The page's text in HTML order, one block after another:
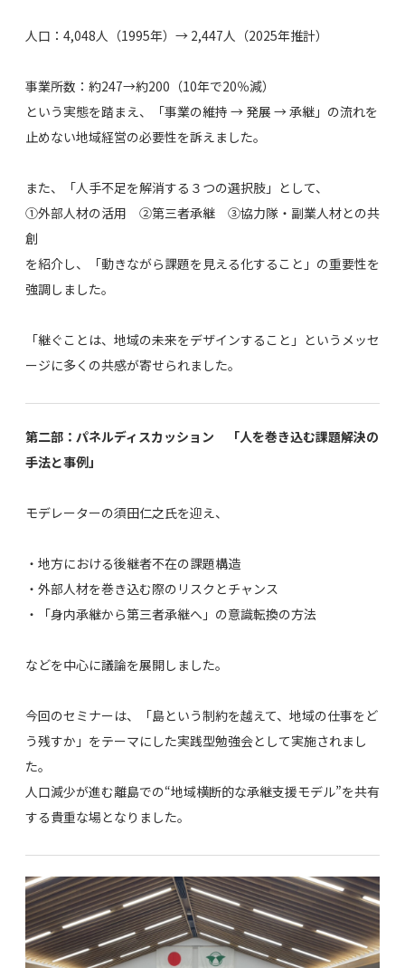
人口：4,048人（1995年）→ 2,447人（2025年推計）
事業所数：約247→約200（10年で20％減）
という実態を踏まえ、「事業の維持 → 発展 → 承継」の流れを
止めない地域経営の必要性を訴えました。
また、「人手不足を解消する３つの選択肢」として、
①外部人材の活用 ②第三者承継 ③協力隊・副業人材との共
創
を紹介し、「動きながら課題を見える化すること」の重要性を
強調しました。
「継ぐことは、地域の未来をデザインすること」というメッセ
ージに多くの共感が寄せられました。
第二部：パネルディスカッション 「人を巻き込む課題解決の
手法と事例」
モデレーターの須田仁之氏を迎え、
・地方における後継者不在の課題構造
・外部人材を巻き込む際のリスクとチャンス
・「身内承継から第三者承継へ」の意識転換の方法
などを中心に議論を展開しました。
今回のセミナーは、「島という制約を越えて、地域の仕事をど
う残すか」をテーマにした実践型勉強会として実施されまし
た。
人口減少が進む離島での“地域横断的な承継支援モデル”を共有
する貴重な場となりました。